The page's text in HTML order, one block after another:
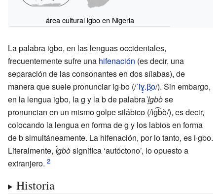
área cultural igbo en Nigeria
La palabra igbo, en las lenguas occidentales,
frecuentemente sufre una hifenación (es decir, una
separación de las consonantes en dos sílabas), de
manera que suele pronunciar ig·bo (/ˈiɣ̞.β̞o/). Sin embargo,
en la lengua igbo, la g y la b de palabraỊ̀gbòse
pronuncian en un mismo golpe silábico (/ìɡ͡bò/), es decir,
colocando la lengua en forma de g y los labios en forma
de b simultáneamente. La hifenación, por lo tanto, es i·gbo.
Literalmente, Ìgbòsignifica ‘autóctono’, lo opuesto a
extranjero.
Historia